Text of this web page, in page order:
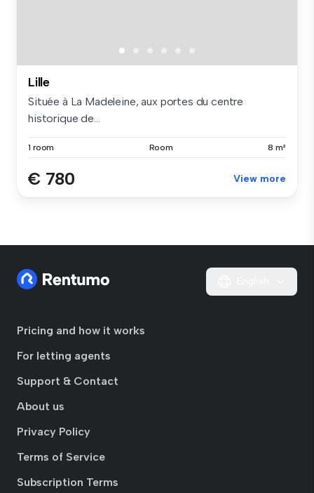
Lille
Située à La Madeleine, aux portes du centre
historique de...
1 room Room 8 m²
€ 780 View more
Pricing and how it works
For letting agents
Support & Contact
About us
Privacy Policy
Terms of Service
Subscription Terms